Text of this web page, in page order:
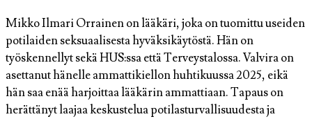
Mikko Ilmari Orrainen on lääkäri, joka on tuomittu useiden
potilaiden seksuaalisesta hyväksikäytöstä. Hän on
työskennellyt sekä HUS:ssa että Terveystalossa. Valvira on
asettanut hänelle ammattikiellon huhtikuussa 2025, eikä
hän saa enää harjoittaa lääkärin ammattiaan. Tapaus on
herättänyt laajaa keskustelua potilasturvallisuudesta ja